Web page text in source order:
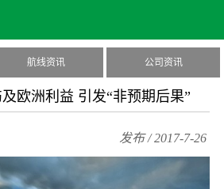
航线资讯 公司资讯
欧洲利益 引发“非预期后果”
发布 / 2017-7-26